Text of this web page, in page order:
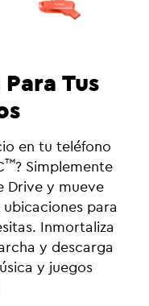
Tus
en tu teléfono
™? Simplemente
Drive y mueve
para
Inmortaliza
y descarga
y juegos